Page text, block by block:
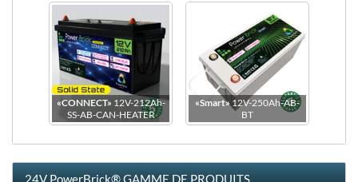
Connecteur de puissance
«CONNECT» 12V-212Ah-
SS-AB-CAN-HEATER
«Smart»12V-250Ah-AB-
BT
24V PowerBrick® GAMME DE PRODUITS